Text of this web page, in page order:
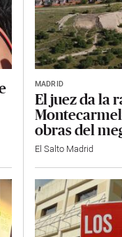
MADRID
El juez da la
obras del
El Salto Madrid